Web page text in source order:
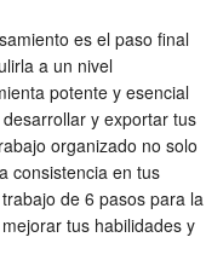
es el paso final
a un nivel
potente y esencial
y exportar tus
organizado no solo
consistencia en tus
de 6 pasos para la
tus habilidades y